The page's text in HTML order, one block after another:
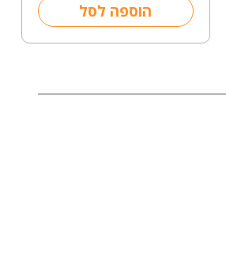
הוספה לסל